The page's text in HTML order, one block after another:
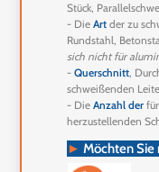
Stück,
- DieArt der zu
Rundstahl,
sich nicht für
-Querschnitt,
schweißenden
- DieAnzahl der
herzustellenden
► Möchten Sie